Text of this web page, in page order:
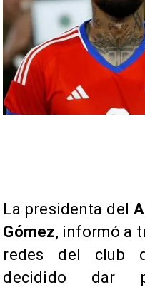
​La presidenta del
Gómez, informó a
redes del club
decidido dar